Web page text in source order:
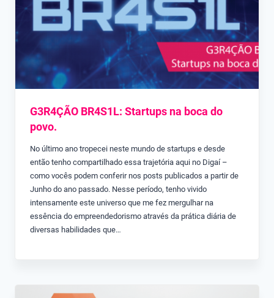
G3R4ÇÃO BR4S1L: Startups na boca do
povo.
No último ano tropecei neste mundo de startups e desde
então tenho compartilhado essa trajetória aqui no Digaí –
como vocês podem conferir nos posts publicados a partir de
Junho do ano passado. Nesse período, tenho vivido
intensamente este universo que me fez mergulhar na
essência do empreendedorismo através da prática diária de
diversas habilidades que…